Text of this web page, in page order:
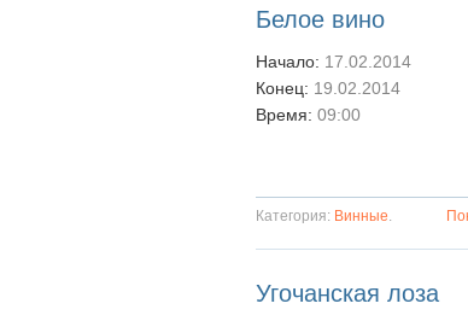
Белое вино
Начало: 17.02.2014
Конец: 19.02.2014
Время: 09:00
Категория: Винные.
Угочанская лоза